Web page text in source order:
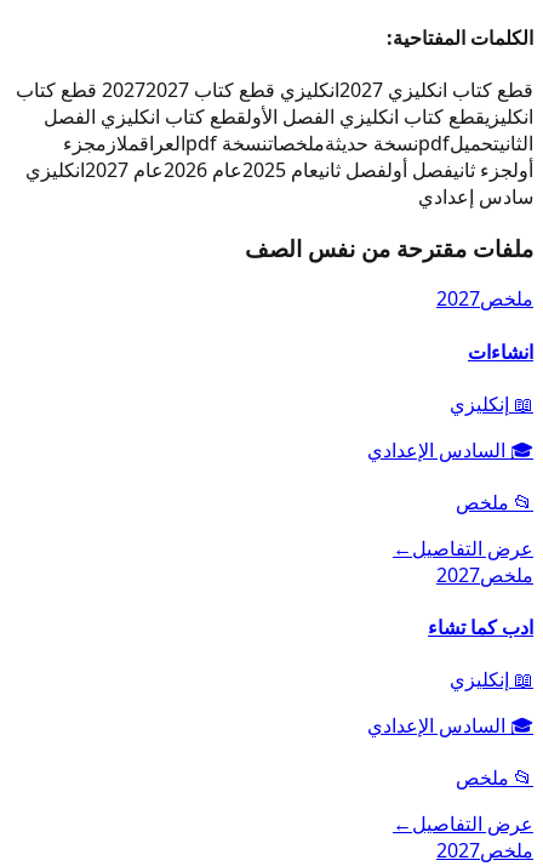
الكلمات المفتاحية:
قطع كتاب انكليزي 2027
انكليزي قطع كتاب 2027
2027 قطع كتاب
انكليزيقطع كتاب انكليزي الفصل الأولقطع كتاب انكليزي الفصل
الثانيتحميلpdfنسخة حديثةملخصاتنسخة pdf العراقملازمجزء
أولجزء ثانيفصل أولفصل ثانيعام 2025 عام 2026 عام 2027
انكليزي
سادس إعدادي
ملفات مقترحة من نفس الصف
ملخص2027
انشاءات
📖 إنكليزي
🎓 السادس الإعدادي
📂 ملخص
عرض التفاصيل←
ملخص2027
ادب كما تشاء
📖 إنكليزي
🎓 السادس الإعدادي
📂 ملخص
عرض التفاصيل←
ملخص2027